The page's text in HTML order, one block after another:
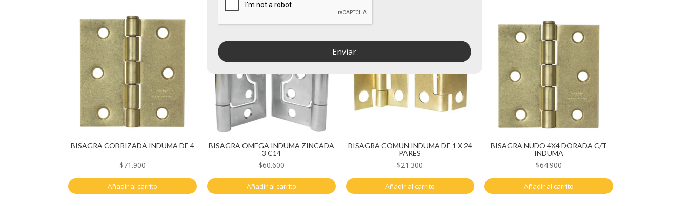
BISAGRA COBRIZADA INDUMA DE 4
$71.900
Añadir al carrito
BISAGRA OMEGA INDUMA ZINCADA
3 C14
$60.600
Añadir al carrito
BISAGRA COMUN INDUMA DE 1 X 24
PARES
$21.300
Añadir al carrito
BISAGRA NUDO 4X4 DORADA C/T
INDUMA
$64.900
Añadir al carrito
Enviar